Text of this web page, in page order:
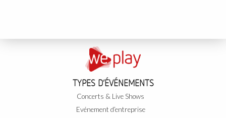
TYPES D’ÉVÉNEMENTS
Concerts & Live Shows
Evénement d’entreprise